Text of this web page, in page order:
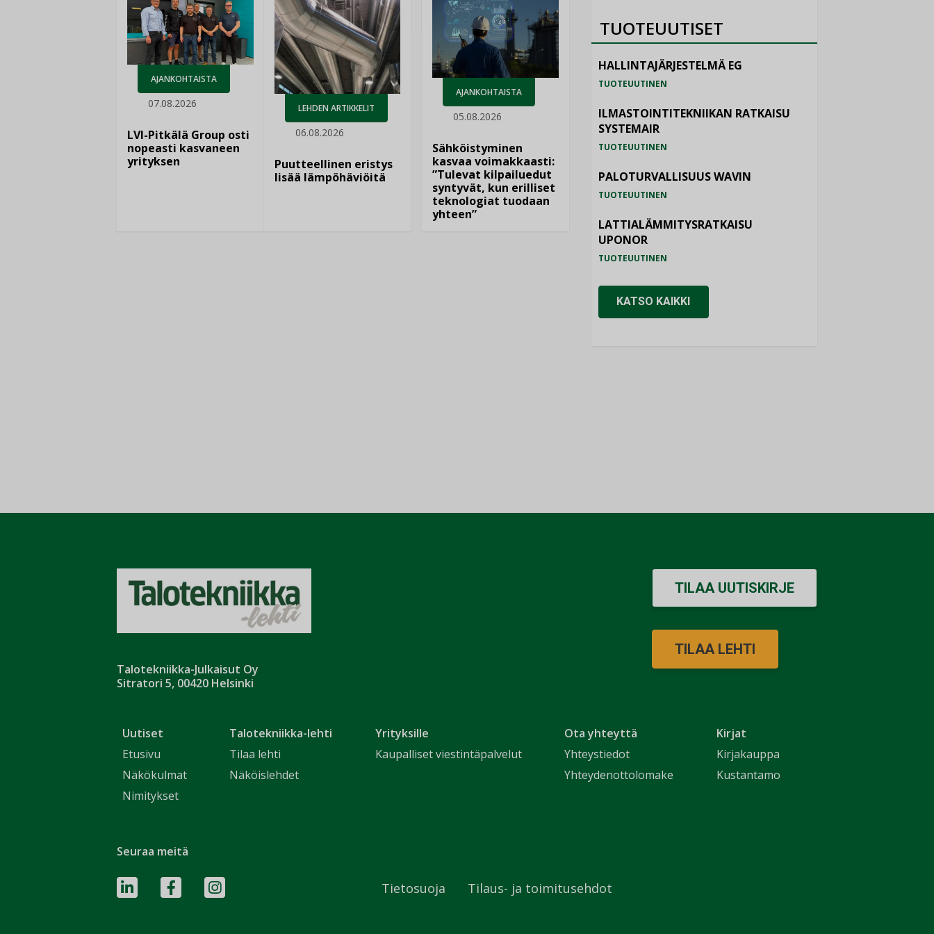
AJANKOHTAISTA
07.08.2026
LVI-Pitkälä Group osti
nopeasti kasvaneen
yrityksen
LEHDEN ARTIKKELIT
06.08.2026
Puutteellinen eristys
lisää lämpöhäviöitä
AJANKOHTAISTA
05.08.2026
Sähköistyminen
kasvaa voimakkaasti:
”Tulevat kilpailuedut
syntyvät, kun erilliset
teknologiat tuodaan
yhteen”
TUOTEUUTISET
HALLINTAJÄRJESTELMÄ EG
TUOTEUUTINEN
ILMASTOINTITEKNIIKAN RATKAISU
SYSTEMAIR
TUOTEUUTINEN
PALOTURVALLISUUS WAVIN
TUOTEUUTINEN
LATTIALÄMMITYSRATKAISU
UPONOR
TUOTEUUTINEN
KATSO KAIKKI
Talotekniikka-Julkaisut Oy
Sitratori 5, 00420 Helsinki
Uutiset
Etusivu
Näkökulmat
Nimitykset
Talotekniikka-lehti
Tilaa lehti
Näköislehdet
Yrityksille
Kaupalliset viestintäpalvelut
Ota yhteyttä
Yhteystiedot
Yhteydenottolomake
Kirjat
Kirjakauppa
Kustantamo
TILAA UUTISKIRJE
TILAA LEHTI
Seuraa meitä
Tietosuoja Tilaus- ja toimitusehdot